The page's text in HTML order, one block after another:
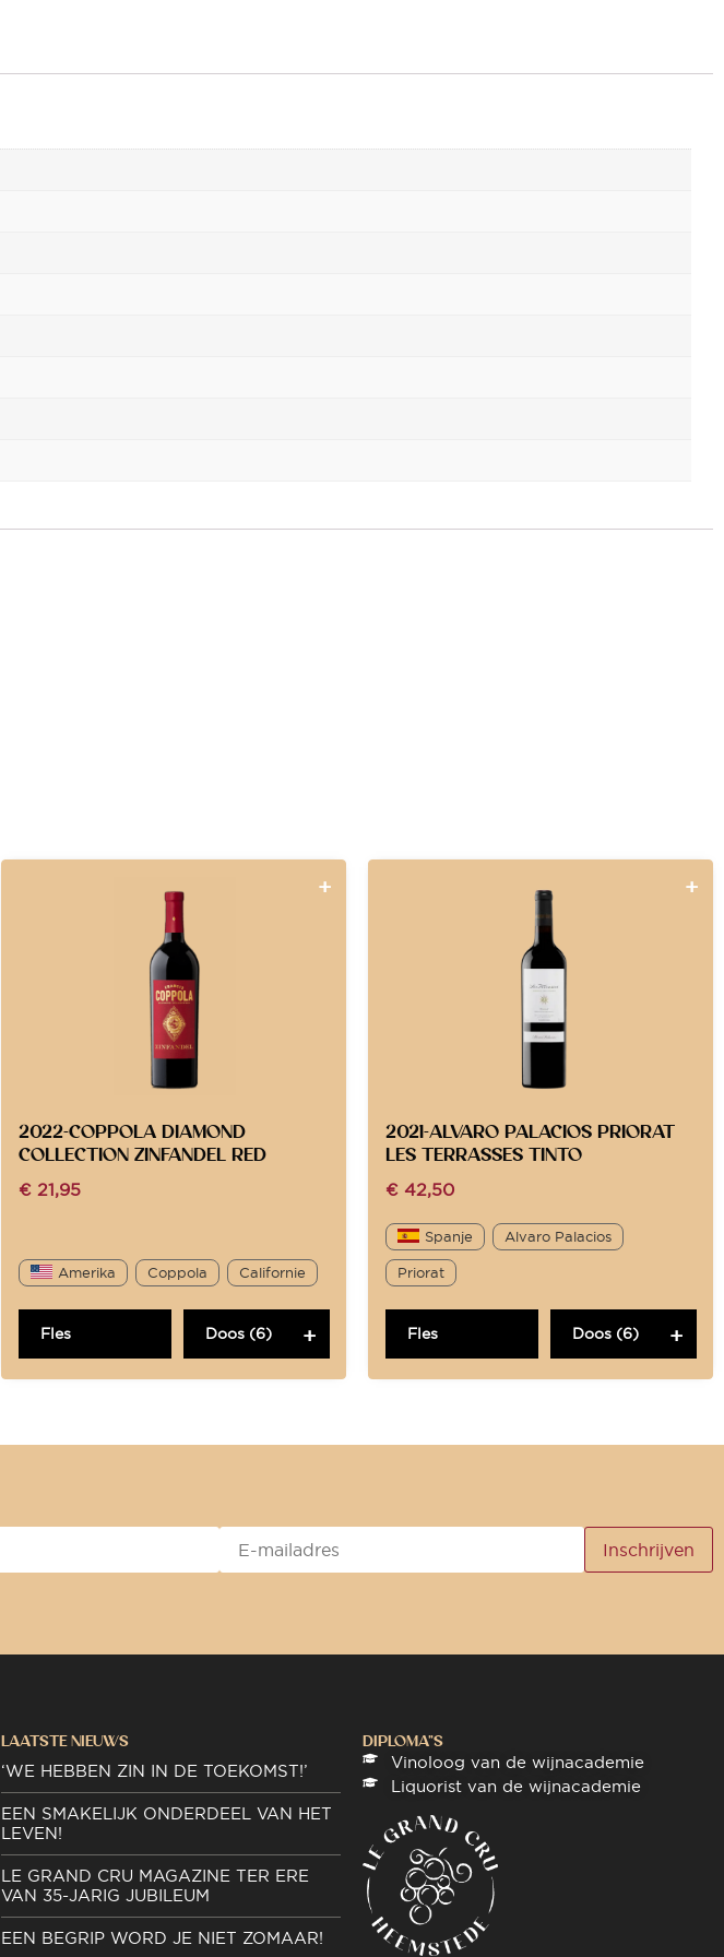
2022-COPPOLA DIAMOND
COLLECTION ZINFANDEL RED
€ 21,95
Amerika Coppola Californie
Fles Doos (6)
2021-ALVARO PALACIOS PRIORAT
LES TERRASSES TINTO
€ 42,50
Spanje Alvaro Palacios
Priorat
Fles Doos (6)
LAATSTE NIEUWS
‘WE HEBBEN ZIN IN DE TOEKOMST!’
EEN SMAKELIJK ONDERDEEL VAN HET
LEVEN!
LE GRAND CRU MAGAZINE TER ERE
VAN 35-JARIG JUBILEUM
EEN BEGRIP WORD JE NIET ZOMAAR!
DIPLOMA"S
Vinoloog van de wijnacademie
Liquorist van de wijnacademie